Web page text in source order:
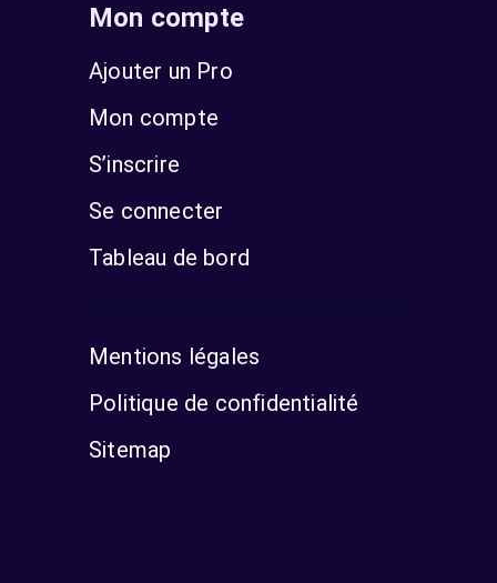
Mon compte
Ajouter un Pro
Mon compte
S’inscrire
Se connecter
Tableau de bord
Mentions légales
Politique de confidentialité
Sitemap